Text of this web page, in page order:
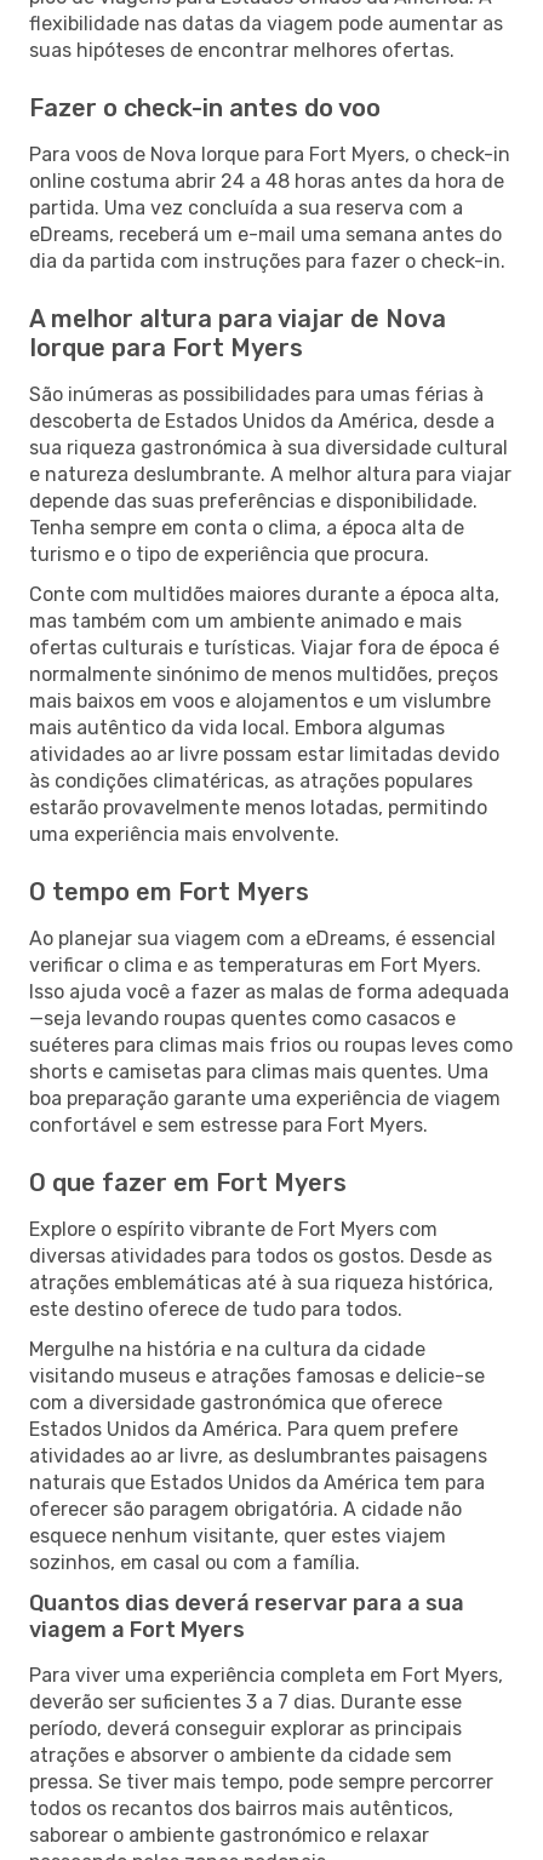
flexibilidade nas datas da viagem pode aumentar as
suas hipóteses de encontrar melhores ofertas.
Fazer o check-in antes do voo
Para voos de Nova Iorque para Fort Myers, o check-in
online costuma abrir 24 a 48 horas antes da hora de
partida. Uma vez concluída a sua reserva com a
eDreams, receberá um e-mail uma semana antes do
dia da partida com instruções para fazer o check-in.
A melhor altura para viajar de Nova
Iorque para Fort Myers
São inúmeras as possibilidades para umas férias à
descoberta de Estados Unidos da América, desde a
sua riqueza gastronómica à sua diversidade cultural
e natureza deslumbrante. A melhor altura para viajar
depende das suas preferências e disponibilidade.
Tenha sempre em conta o clima, a época alta de
turismo e o tipo de experiência que procura.
Conte com multidões maiores durante a época alta,
mas também com um ambiente animado e mais
ofertas culturais e turísticas. Viajar fora de época é
normalmente sinónimo de menos multidões, preços
mais baixos em voos e alojamentos e um vislumbre
mais autêntico da vida local. Embora algumas
atividades ao ar livre possam estar limitadas devido
às condições climatéricas, as atrações populares
estarão provavelmente menos lotadas, permitindo
uma experiência mais envolvente.
O tempo em Fort Myers
Ao planejar sua viagem com a eDreams, é essencial
verificar o clima e as temperaturas em Fort Myers.
Isso ajuda você a fazer as malas de forma adequada
—seja levando roupas quentes como casacos e
suéteres para climas mais frios ou roupas leves como
shorts e camisetas para climas mais quentes. Uma
boa preparação garante uma experiência de viagem
confortável e sem estresse para Fort Myers.
O que fazer em Fort Myers
Explore o espírito vibrante de Fort Myers com
diversas atividades para todos os gostos. Desde as
atrações emblemáticas até à sua riqueza histórica,
este destino oferece de tudo para todos.
Mergulhe na história e na cultura da cidade
visitando museus e atrações famosas e delicie-se
com a diversidade gastronómica que oferece
Estados Unidos da América. Para quem prefere
atividades ao ar livre, as deslumbrantes paisagens
naturais que Estados Unidos da América tem para
oferecer são paragem obrigatória. A cidade não
esquece nenhum visitante, quer estes viajem
sozinhos, em casal ou com a família.
Quantos dias deverá reservar para a sua
viagem a Fort Myers
Para viver uma experiência completa em Fort Myers,
deverão ser suficientes 3 a 7 dias. Durante esse
período, deverá conseguir explorar as principais
atrações e absorver o ambiente da cidade sem
pressa. Se tiver mais tempo, pode sempre percorrer
todos os recantos dos bairros mais autênticos,
saborear o ambiente gastronómico e relaxar